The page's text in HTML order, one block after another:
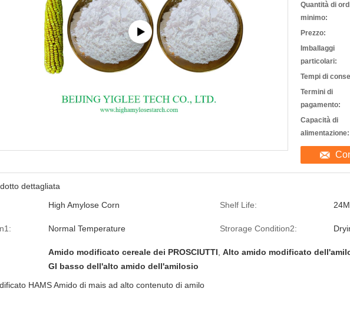
Quantità di
minimo:
Prezzo:
Imballaggi
particolari:
Tempi di
Termini di
pagamento:
Capacità di
alimentazione:
dettagliata
High Amylose Corn Shelf Life:
Normal Temperature Strorage Condition2:
Amido modificato cereale dei PROSCIUTTI Alto amido modificato
GI basso dell'alto amido dell'amilosio
HAMS Amido di mais ad alto contenuto di amilo